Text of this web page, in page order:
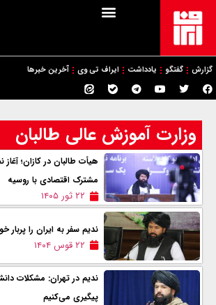
گزارش گفتگو یادداشت ایراف تی وی آخرین خبرها
وزارت آموزش عالی طالبان
هیأت طالبان در کازان؛
مشترک اقتصادی با روسیه
۲۲ ثور ۱۴۰۵
ندیم سفر به ایران را پربار
۲۲ قوس ۱۴۰۴
ندیم در تهران: مشکلات
پیگیری می‌کنیم